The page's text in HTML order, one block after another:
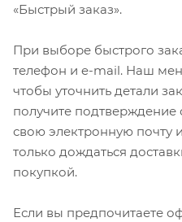
«Быстрый заказ».
При выборе быстрого
телефон и e-mail. Наш
чтобы уточнить детали
получите
свою электронную почту
только дождаться
покупкой.
Если вы предпочитаете